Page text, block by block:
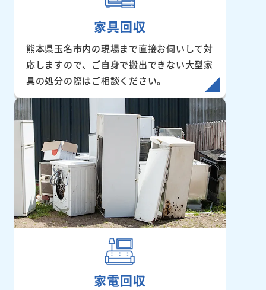
家具回収
熊本県玉名市内の現場まで直接お伺いして対
応しますので、ご自身で搬出できない大型家
具の処分の際はご相談ください。
家電回収